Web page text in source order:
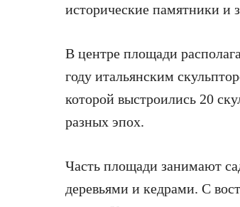
исторические памятники
В центре площади
году итальянским
которой выстроились 20
разных эпох.
Часть площади занимают
деревьями и кедрами. С